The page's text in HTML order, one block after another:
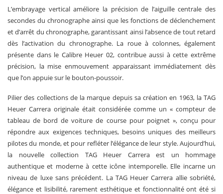
L’embrayage vertical améliore la précision de l’aiguille centrale des
secondes du chronographe ainsi que les fonctions de déclenchement
et d’arrêt du chronographe, garantissant ainsi l’absence de tout retard
dès l’activation du chronographe. La roue à colonnes, également
présente dans le Calibre Heuer 02, contribue aussi à cette extrême
précision, la mise enmouvement apparaissant immédiatement dès
que l’on appuie sur le bouton-poussoir.
Pilier des collections de la marque depuis sa création en 1963, la TAG
Heuer Carrera originale était considérée comme un « compteur de
tableau de bord de voiture de course pour poignet », conçu pour
répondre aux exigences techniques, besoins uniques des meilleurs
pilotes du monde, et pour refléter l’élégance de leur style. Aujourd’hui,
la nouvelle collection TAG Heuer Carrera est un hommage
authentique et moderne à cette icône intemporelle. Elle incarne un
niveau de luxe sans précédent. La TAG Heuer Carrera allie sobriété,
élégance et lisibilité, rarement esthétique et fonctionnalité ont été si